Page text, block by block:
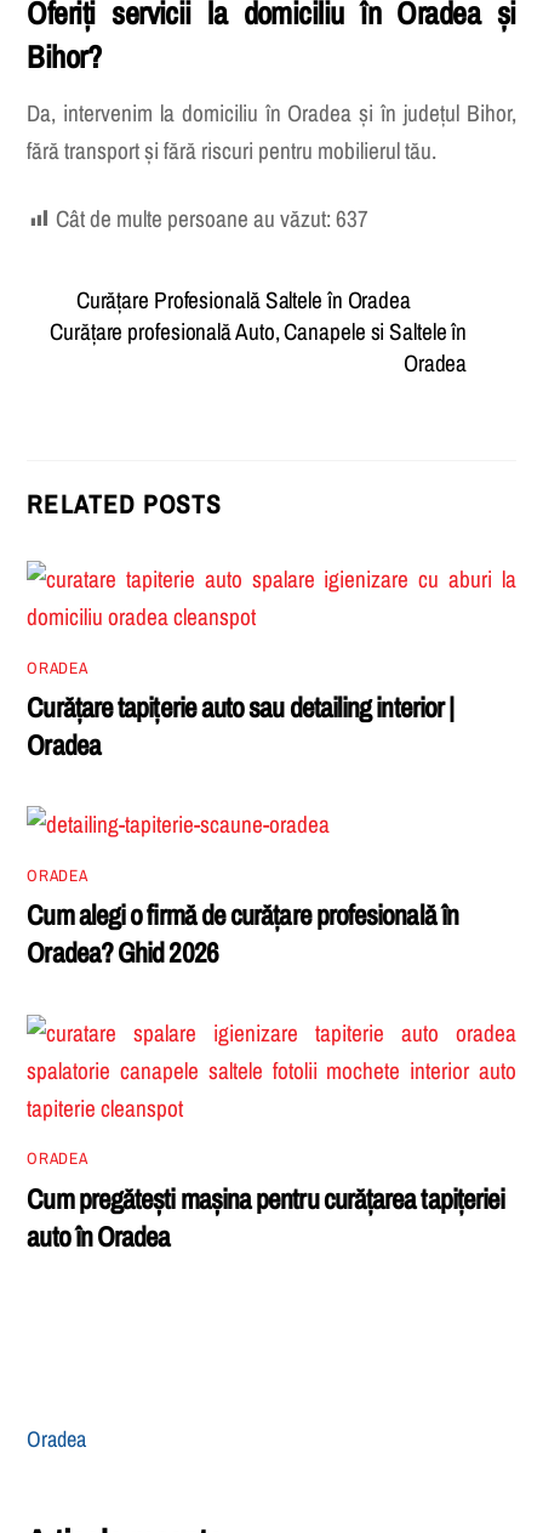
Oferiți servicii la domiciliu în Oradea și
Bihor?
Da, intervenim la domiciliu în Oradea și în județul Bihor,
fără transport și fără riscuri pentru mobilierul tău.
Cât de multe persoane au văzut: 637
Curățare Profesională Saltele în Oradea
Curățare profesională Auto, Canapele si Saltele în
Oradea
RELATED POSTS
Curățare tapițerie auto sau detailing interior |
Oradea
Cum alegi o firmă de curățare profesională în
Oradea? Ghid 2026
Cum pregătești mașina pentru curățarea tapițeriei
auto în Oradea
Oradea